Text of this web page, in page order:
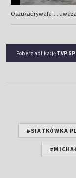
Oszukać rywala i...
Pobierz aplikację TVP
#SIATKÓWKA